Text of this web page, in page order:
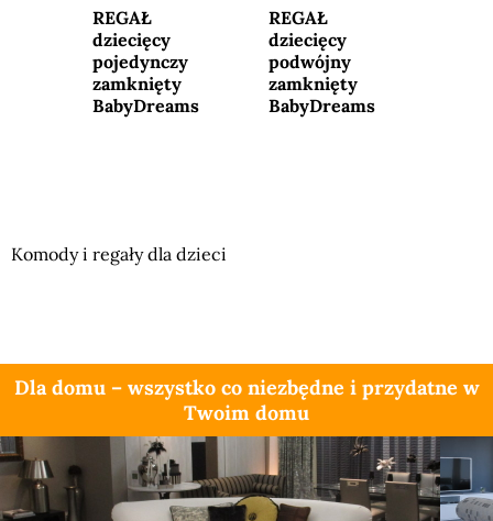
sklepu
REGAŁ
dziecięcy
pojedynczy
zamknięty
BabyDreams
sklepu
REGAŁ
dziecięcy
podwójny
zamknięty
BabyDreams
Komody i regały dla dzieci
Dla domu – wszystko co niezbędne i przydatne w
Twoim domu